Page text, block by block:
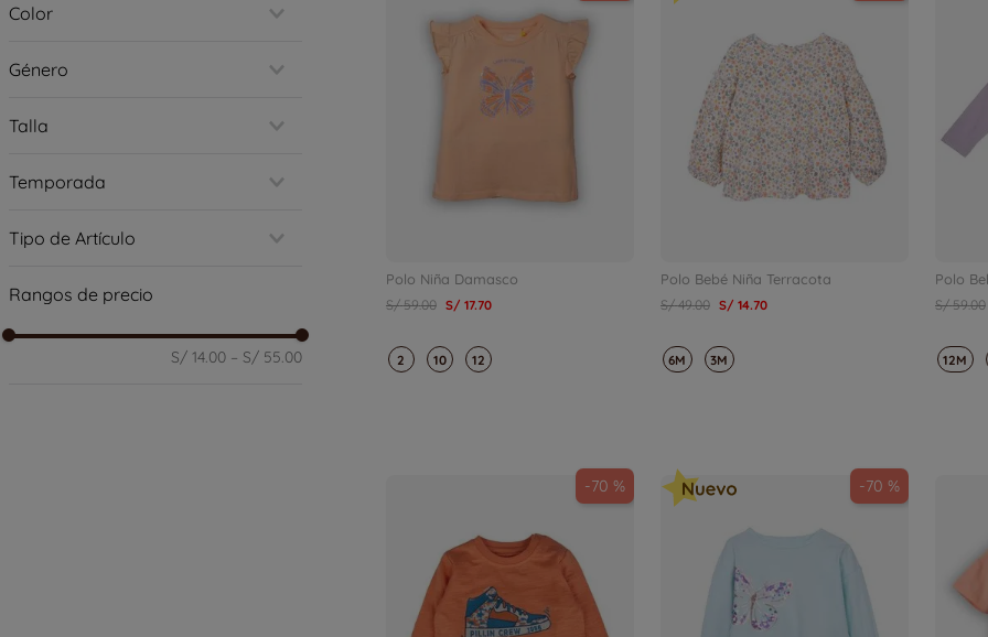
Color
Naranja
Azul
Rosado
Blanco
Género
Niña
Talla
8
18M
6M
Temporada
Primavera-Verano
Tipo de Artículo
Cafarena
Rangos de precio
S/ 14.00 – S/ 55.00
Polo Niña Damasco
S/ 59.00 S/ 17.70
2 10 12
Polo Bebé Niña Terracota
S/ 49.00 S/ 14.70
6M 3M
Polo
S/ 59.00
12M
-70 % -70 %